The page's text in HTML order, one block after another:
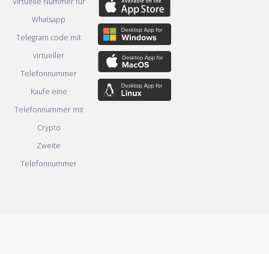
Whatsapp
Telegram code mit
virtueller
Telefonnummer
Kaufe eine
Telefonnummer mit
Crypto
Zweite
Telefonnummer